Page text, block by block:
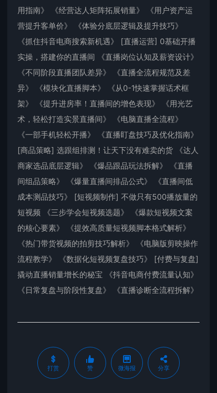
用指南》 《经营达人矩阵拓展销量》 《用户资产运
营提升客单价》 《体验分底层逻辑及提升技巧》
《抓住抖音电商搜索新机遇》 [直播运营] 0基础开播
实操，搭建你的直播间 《直播岗位认知及薪资设计》
《不同阶段直播团队差异》 《直播全流程规范及差
异》 《模块化直播脚本》 《从0-1快速掌握话术框
架》 《提升进房率！直播间的增色表现》 《用光艺
术，轻松打造实景直播间》 《电脑直播全流程》
《一部手机轻松开播》 《直播盯盘技巧及优化指南》
[商品策略] 选跟组排测！让天下没有难卖的货 《达人
商家选品底层逻辑》 《爆品跟品玩法拆解》 《直播
间组品策略》 《爆量直播间排品公式》 《直播间低
成本测品技巧》 [短视频制作] 不做只有500播放量的
短视频 《三步学会短视频选题》 《爆款短视频文案
的核心要素》 《提效高质量短视频脚本格式解析》
《热门带货视频的拍剪技巧解析》 《电脑版剪映操作
流程教学》 《数据化短视频复盘技巧》 [付费与复盘]
撬动直播销量增长的秘宝 《抖音电商付费流量认知》
《日常复盘与阶段性复盘》 《直播诊断全流程拆解》
打赏 赞 微海报 分享